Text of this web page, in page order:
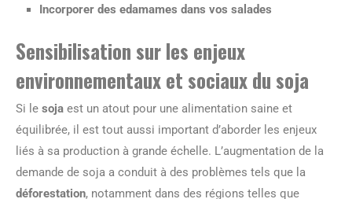
Incorporer des edamames dans vos salades
Sensibilisation sur les enjeux
environnementaux et sociaux du soja
Si le soja est un atout pour une alimentation saine et
équilibrée, il est tout aussi important d’aborder les enjeux
liés à sa production à grande échelle. L’augmentation de la
demande de soja a conduit à des problèmes tels que la
déforestation, notamment dans des régions telles que